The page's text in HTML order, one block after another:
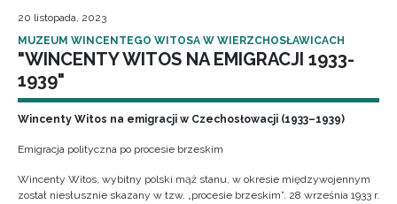
20 listopada, 2023
MUZEUM WINCENTEGO WITOSA W WIERZCHOSŁAWICACH
"WINCENTY WITOS NA EMIGRACJI 1933-
1939"
Wincenty Witos na emigracji w Czechosłowacji (1933–1939)
Emigracja polityczna po procesie brzeskim
Wincenty Witos, wybitny polski mąż stanu, w okresie międzywojennym
został niesłusznie skazany w tzw. „procesie brzeskim”. 28 września 1933 r.